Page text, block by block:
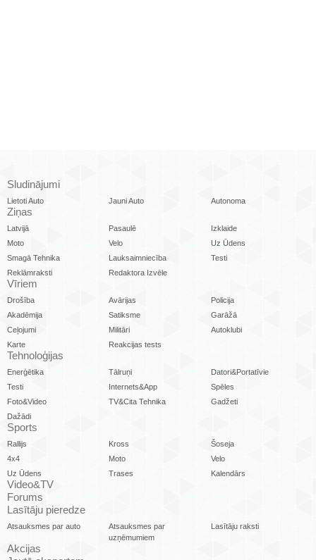
Sludinājumi
Lietoti Auto Jauni Auto Autonoma
Ziņas
Latvijā Pasaulē
Izklaide
Moto
Velo
Uz Ūdens
Smagā Tehnika
Lauksaimniecība
Testi
Reklāmraksti
Redaktora Izvēle
Vīriem
Drošība Avārijas
Policija
Akadēmija
Satiksme
Garāžā
Ceļojumi
Militāri
Autoklubi
Karte
Reakcijas tests
Tehnoloģijas
Enerģētika Tālruņi
Datori&Portatīvie
Testi
Internets&App
Spēles
Foto&Video
TV&Cita Tehnika
Gadžeti
Dažādi
Sports
Rallijs Kross
Šoseja
4x4
Moto
Velo
Uz Ūdens
Trases Kalendārs
Video&TV
Forums
Lasītāju pieredze
Atsauksmes par auto
Atsauksmes par
uzņēmumiem
Lasītāju raksti
Akcijas